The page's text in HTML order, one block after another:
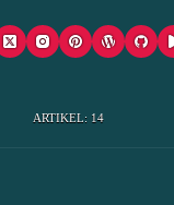
ARTIKEL: 14